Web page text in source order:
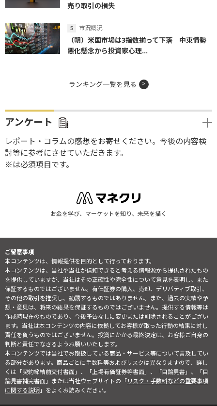
売り取引の損失
市況概況
（朝）米国市場は3指数揃って下落 中東情勢
悪化懸念から投資家心理...
ランキング一覧を見る
アンケート
レポート・コラムの感想をお寄せください。今後の内容検
討等に参考にさせていただきます。
※は必須項目です。
お金を学び、マーケットを知り、未来を描く
ご留意事項
本コンテンツは、情報提供を目的として行っております。
本コンテンツは、当社や当社が信頼できると考える情報源から提供されたもの
を提供していますが、当社はその正確性や完全性について意見を表明し、また
保証するものではございません。有価証券の購入、売却、デリバティブ取引、
その他の取引を推奨し、勧誘するものではありません。また、過去の実績や予
想・意見は、将来の結果を保証するものではございません。提供する情報等は
作成時現在のものであり、今後予告なしに変更または削除されることがござい
ます。当社は本コンテンツの内容に依拠してお客様が取った行動の結果に対し
責任を負うものではございません。投資にかかる最終決定は、お客様ご自身の
判断と責任でなさるようお願いいたします。
本コンテンツでは当社でお取扱している商品・サービス等について言及してい
る部分があります。商品ごとに手数料等およびリスクは異なりますので、詳し
くは「契約締結前交付書面」、「上場有価証券等書面」、「目論見書」、「目
論見書補完書面」または当社ウェブサイトの「リスク・手数料などの重要事項
に関する説明」をよくお読みください。